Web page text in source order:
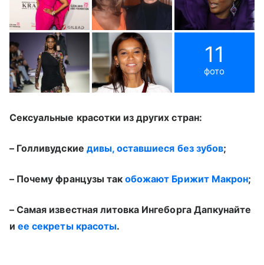
11
фото
Сексуальные красотки из других стран:
– Голливудские дивы, оставшиеся без зубов;
– Почему французы такобожают Брижит Макрон;
– Самая известная литовка Ингеборга Дапкунайте
иее секреты красоты.